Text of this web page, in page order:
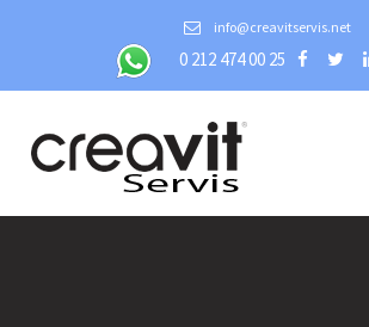
info@creavitservis.net
0 212 474 00 25